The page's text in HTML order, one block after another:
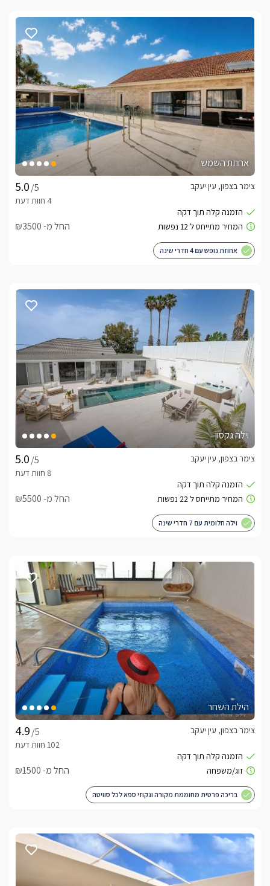
אחוזת השמש
/5
צימר בצפון, עין יעקב
החל מ- ₪3500
אחוזת נופש עם 4 חדרי שינה
וילה גקסון
/5
צימר בצפון, עין יעקב
החל מ- ₪5500
וילה חלומית עם 7 חדרי שינה
הילת השחר
/5
צימר בצפון, עין יעקב
החל מ- ₪1500
בריכה פרטית מחוממת מקורה וגקוזי ספא לכל סוויטה